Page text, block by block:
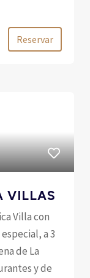
Reservar
VILLAS
Villa con
a 3
de La
y de